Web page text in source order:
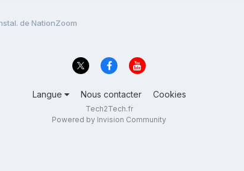
de NationZoom
Langue Nous contacter Cookies
Tech2Tech.fr
Powered by Invision Community